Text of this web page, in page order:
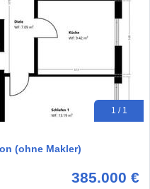
1 / 1
(ohne Makler)
385.000 €